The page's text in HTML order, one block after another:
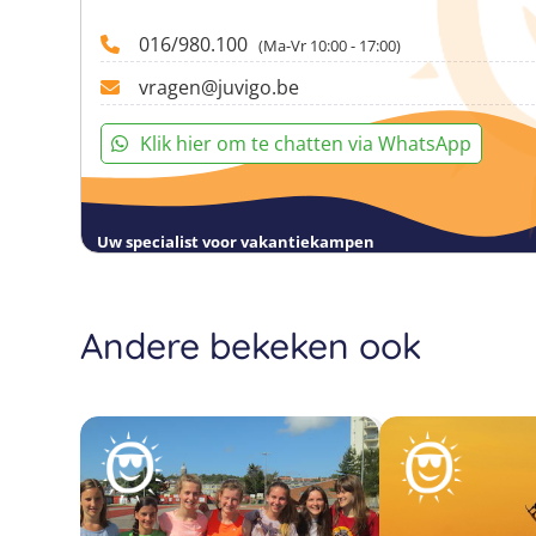
016/980.100 (Ma-Vr 10:00 - 17:00)
vragen@juvigo.be
Klik hier om te chatten via WhatsApp
Uw specialist voor vakantiekampen
Andere bekeken ook